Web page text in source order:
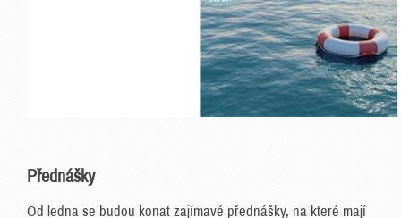
Přednášky
Od ledna se budou konat zajímavé přednášky, na které mají